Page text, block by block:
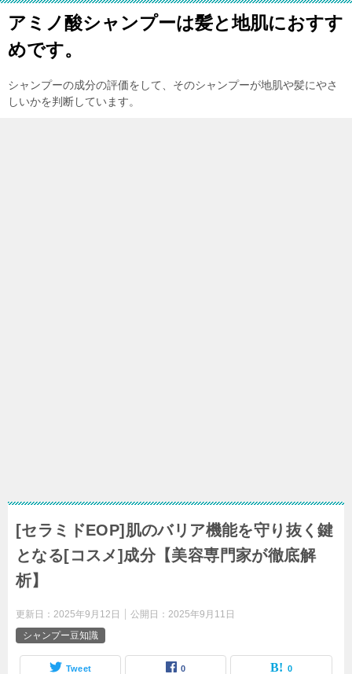
アミノ酸シャンプーは髪と地肌におすす
めです。
シャンプーの成分の評価をして、そのシャンプーが地肌や髪にやさ
しいかを判断しています。
[セラミドEOP]肌のバリア機能を守り抜く鍵
となる[コスメ]成分【美容専門家が徹底解
析】
更新日： 2025年9月12日 公開日： 2025年9月11日
シャンプー豆知識
Tweet 0 0